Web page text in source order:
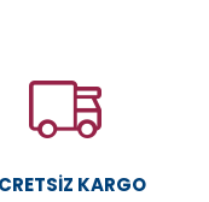
KARGO